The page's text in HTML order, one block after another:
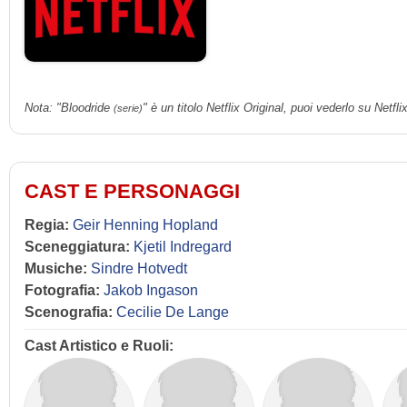
Nota: "Bloodride (serie)" è un titolo Netflix Original, puoi vederlo su
CAST E PERSONAGGI
Regia: Geir Henning Hopland
Sceneggiatura: Kjetil Indregard
Musiche: Sindre Hotvedt
Fotografia: Jakob Ingason
Scenografia: Cecilie De Lange
Cast Artistico e Ruoli: